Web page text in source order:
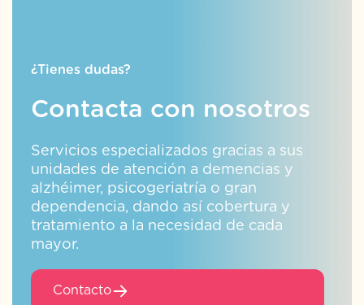
¿Tienes dudas?
Contacta con nosotros
Servicios especializados gracias a sus
unidades de atención a demencias y
alzhéimer, psicogeriatría o gran
dependencia, dando así cobertura y
tratamiento a la necesidad de cada
mayor.
Contacto